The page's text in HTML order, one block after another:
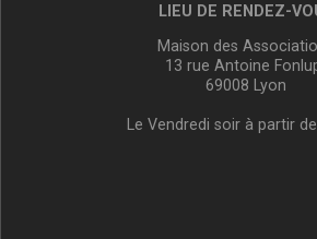
LIEU DE RENDEZ-
Maison des
13 rue Antoine
69008 Lyon
Le Vendredi soir à partir